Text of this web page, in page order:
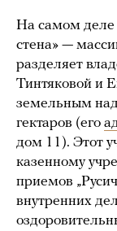
На самом деле
стена» —
разделяет
Тинтяковой и
земельным
гектаров (его
дом 11). Этот
казенному
приемов
внутренних